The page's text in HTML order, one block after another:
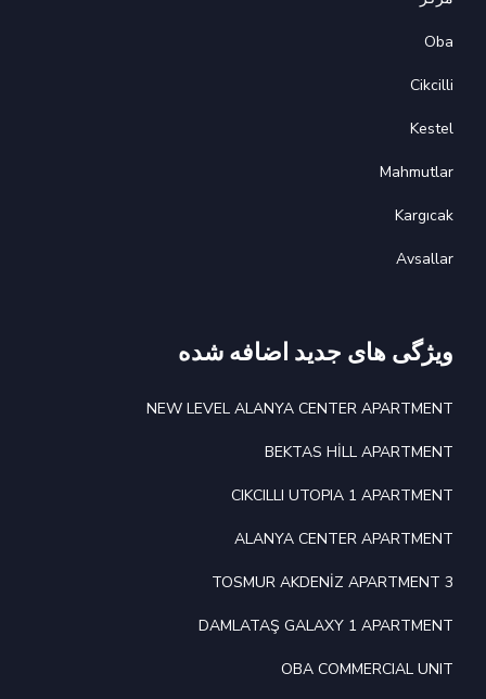
Oba
Cikcilli
Kestel
Mahmutlar
Kargıcak
Avsallar
ویژگی های جدید اضافه شده
NEW LEVEL ALANYA CENTER APARTMENT
BEKTAS HİLL APARTMENT
CIKCILLI UTOPIA 1 APARTMENT
ALANYA CENTER APARTMENT
TOSMUR AKDENİZ APARTMENT 3
DAMLATAŞ GALAXY 1 APARTMENT
OBA COMMERCIAL UNIT